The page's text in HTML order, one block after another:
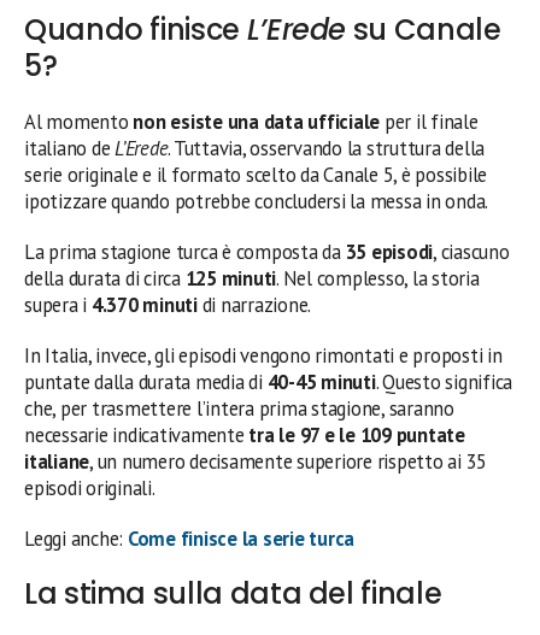
Quando finisce L’Erede su Canale
5?
Al momento non esiste una data ufficiale per il finale
italiano deL’Erede. Tuttavia, osservando la struttura della
serie originale e il formato scelto da Canale 5, è possibile
ipotizzare quando potrebbe concludersi la messa in onda.
La prima stagione turca è composta da 35 episodi, ciascuno
della durata di circa 125 minuti. Nel complesso, la storia
supera i 4.370 minutidi narrazione.
In Italia, invece, gli episodi vengono rimontati e proposti in
puntate dalla durata media di 40-45 minuti. Questo significa
che, per trasmettere l’intera prima stagione, saranno
necessarie indicativamente tra le 97 e le 109 puntate
italiane, un numero decisamente superiore rispetto ai 35
episodi originali.
Leggi anche: Come finisce la serie turca
La stima sulla data del finale